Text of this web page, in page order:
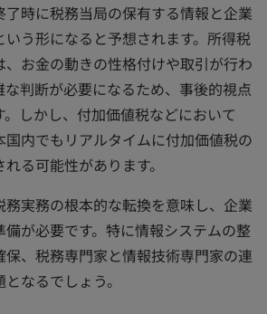
時に税務当局の保有する情報と企業
う形になると予想されます。所得税
お金の動きの性格付けや取引が行わ
判断が必要になるため、事後的視点
しかし、付加価値税などにおいて
国内でもリアルタイムに付加価値税の
る可能性があります。
務実務の根本的な転換を意味し、企業
が必要です。特に情報システムの整
、税務専門家と情報技術専門家の連
なるでしょう。